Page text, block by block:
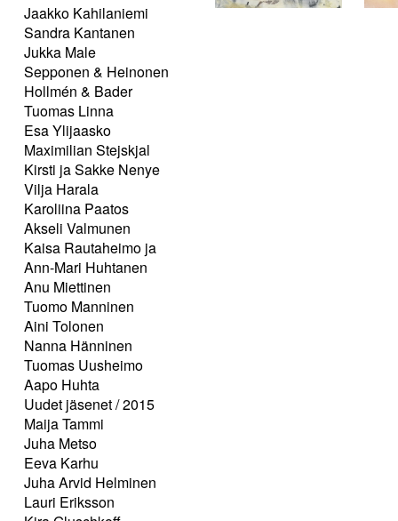
Jaakko Kahilaniemi
Sandra Kantanen
Jukka Male
Sepponen & Heinonen
Hollmén & Bader
Tuomas Linna
Esa Ylijaasko
Maximilian Stejskjal
Kirsti ja Sakke Nenye
Vilja Harala
Karoliina Paatos
Akseli Valmunen
Kaisa Rautaheimo ja
Ann-Mari Huhtanen
Anu Miettinen
Tuomo Manninen
Aini Tolonen
Nanna Hänninen
Tuomas Uusheimo
Aapo Huhta
Uudet jäsenet / 2015
Maija Tammi
Juha Metso
Eeva Karhu
Juha Arvid Helminen
Lauri Eriksson